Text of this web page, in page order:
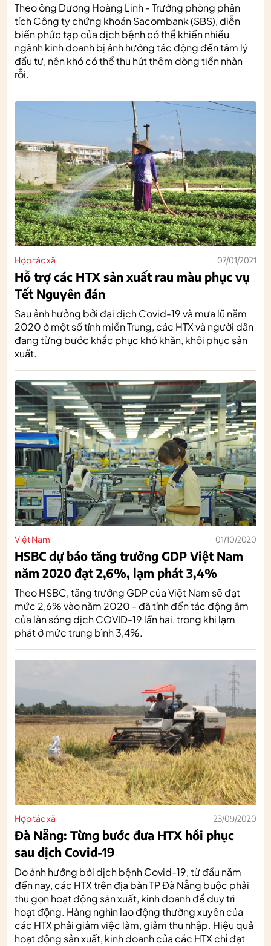
Theo ông Dương Hoàng Linh - Trưởng phòng phân
tích Công ty chứng khoán Sacombank (SBS), diễn
biến phức tạp của dịch bệnh có thể khiến nhiều
ngành kinh doanh bị ảnh hưởng tác động đến tâm lý
đầu tư, nên khó có thể thu hút thêm dòng tiền nhàn
rỗi.
Hợp tác xã 07/01/2021
Hỗ trợ các HTX sản xuất rau màu phục vụ
Tết Nguyên đán
Sau ảnh hưởng bởi đại dịch Covid-19 và mưa lũ năm
2020 ở một số tỉnh miền Trung, các HTX và người dân
đang từng bước khắc phục khó khăn, khôi phục sản
xuất.
Việt Nam 01/10/2020
HSBC dự báo tăng trưởng GDP Việt Nam
năm 2020 đạt 2,6%, lạm phát 3,4%
Theo HSBC, tăng trưởng GDP của Việt Nam sẽ đạt
mức 2,6% vào năm 2020 - đã tính đến tác động âm
của làn sóng dịch COVID-19 lần hai, trong khi lạm
phát ở mức trung bình 3,4%.
Hợp tác xã 23/09/2020
Đà Nẵng: Từng bước đưa HTX hồi phục
sau dịch Covid-19
Do ảnh hưởng bởi dịch bệnh Covid-19, từ đầu năm
đến nay, các HTX trên địa bàn TP Đà Nẵng buộc phải
thu gọn hoạt động sản xuất, kinh doanh để duy trì
hoạt động. Hàng nghìn lao động thường xuyên của
các HTX phải giảm việc làm, giảm thu nhập. Hiệu quả
hoạt động sản xuất, kinh doanh của các HTX chỉ đạt